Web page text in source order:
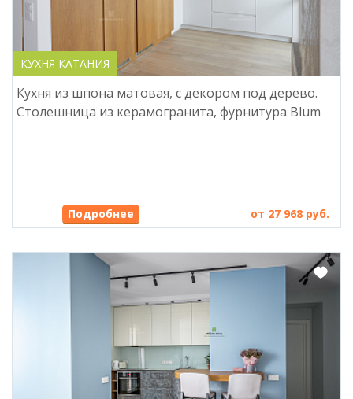
КУХНЯ КАТАНИЯ
Кухня из шпона матовая, с декором под дерево.
Столешница из керамогранита, фурнитура Blum
от 27 968 руб.